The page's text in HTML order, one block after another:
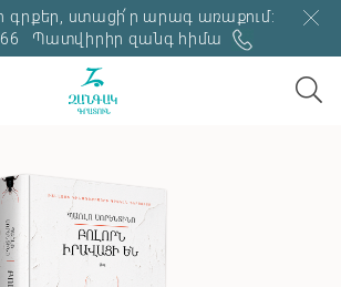
գրքեր, ստացի՛ր արագ առաքում:
Պատվիրիր զանգ հիմա